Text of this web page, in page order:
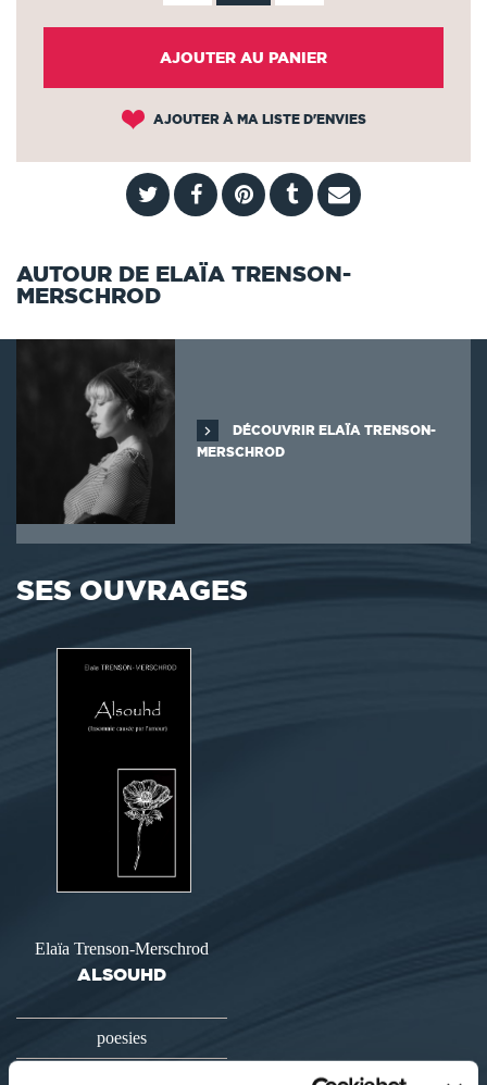
AJOUTER AU PANIER
AJOUTER À MA LISTE D'ENVIES
AUTOUR DE ELAÏA TRENSON-
MERSCHROD
DÉCOUVRIR ELAÏA TRENSON-
MERSCHROD
SES OUVRAGES
Elaïa Trenson-Merschrod
ALSOUHD
poesies